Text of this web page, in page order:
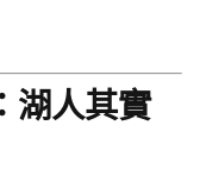
湖人其實